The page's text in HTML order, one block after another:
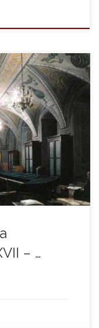
культура ў
заняпаду.
дабратворны
якая сцвярджала ў
навукі і розуму.
па-
[…]
– …